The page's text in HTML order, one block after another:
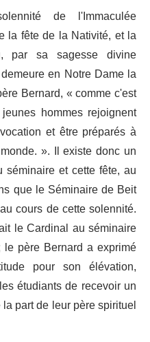
de l'Immaculée
la fête de la Nativité, et la
par sa sagesse divine
en Notre Dame la
Bernard, « comme c'est
hommes rejoignent
et être préparés à
». Il existe donc un
et cette fête, au
que le Séminaire de Beit
cours de cette solennité.
le Cardinal au séminaire
père Bernard a exprimé
pour son élévation,
étudiants de recevoir un
part de leur père spirituel